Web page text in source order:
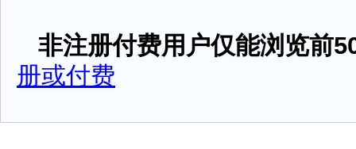
非注册付费用户仅能浏览前
册或付费